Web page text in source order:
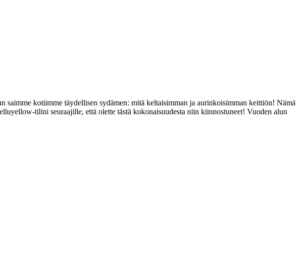
kotiimme täydellisen sydämen: mitä keltaisimman ja aurinkoisimman keittiön! Nämä
tilini seuraajille, että olette tästä kokonaisuudesta niin kiinnostuneet! Vuoden alun